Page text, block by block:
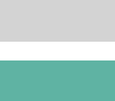
pentru bani.